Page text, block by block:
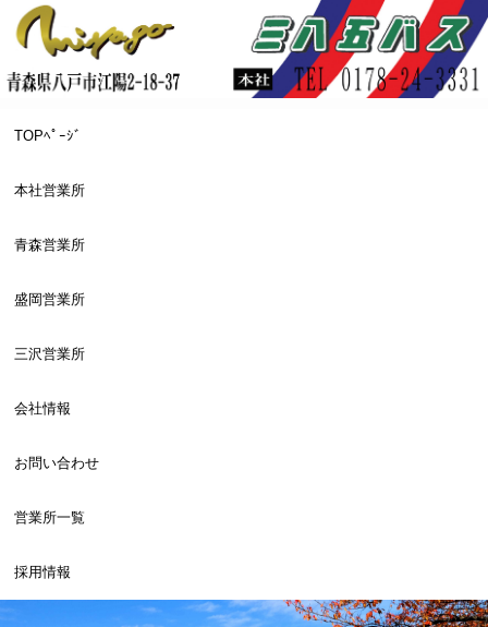
TOPﾍﾟｰｼﾞ
本社営業所
青森営業所
盛岡営業所
三沢営業所
会社情報
お問い合わせ
営業所一覧
採用情報